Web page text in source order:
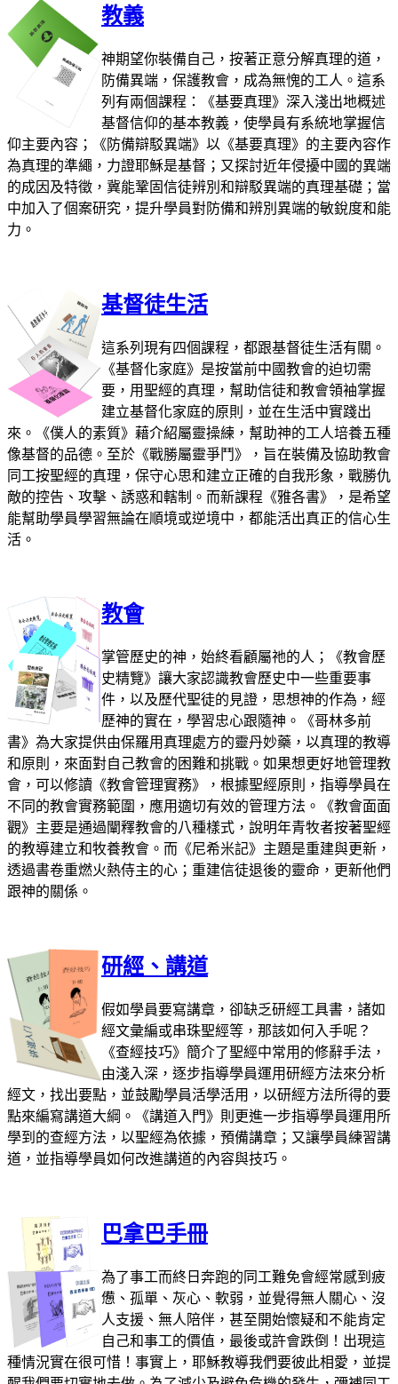
教義
神期望你裝備自己，按著正意分解真理的道，
防備異端，保護教會，成為無愧的工人。這系
列有兩個課程：《基要真理》深入淺出地概述
基督信仰的基本教義，使學員有系統地掌握信
仰主要內容；《防備辯駁異端》以《基要真理》的主要內容作
為真理的準繩，力證耶穌是基督；又探討近年侵擾中國的異端
的成因及特徵，冀能鞏固信徒辨別和辯駁異端的真理基礎；當
中加入了個案研究，提升學員對防備和辨別異端的敏銳度和能
力。
基督徒生活
這系列現有四個課程，都跟基督徒生活有關。
《基督化家庭》是按當前中國教會的迫切需
要，用聖經的真理，幫助信徒和教會領袖掌握
建立基督化家庭的原則，並在生活中實踐出
來。《僕人的素質》藉介紹屬靈操練，幫助神的工人培養五種
像基督的品德。至於《戰勝屬靈爭鬥》，旨在裝備及協助教會
同工按聖經的真理，保守心思和建立正確的自我形象，戰勝仇
敵的控告、攻擊、誘惑和轄制。而新課程《雅各書》，是希望
能幫助學員學習無論在順境或逆境中，都能活出真正的信心生
活。
教會
掌管歷史的神，始終看顧屬祂的人；《教會歷
史精覽》讓大家認識教會歷史中一些重要事
件，以及歷代聖徒的見證，思想神的作為，經
歷神的實在，學習忠心跟隨神。《哥林多前
書》為大家提供由保羅用真理處方的靈丹妙藥，以真理的教導
和原則，來面對自己教會的困難和挑戰。如果想更好地管理教
會，可以修讀《教會管理實務》，根據聖經原則，指導學員在
不同的教會實務範圍，應用適切有效的管理方法。《教會面面
觀》主要是通過闡釋教會的八種樣式，說明年青牧者按著聖經
的教導建立和牧養教會。而《尼希米記》主題是重建與更新，
透過書卷重燃火熱侍主的心；重建信徒退後的靈命，更新他們
跟神的關係。
研經、講道
假如學員要寫講章，卻缺乏研經工具書，諸如
經文彙編或串珠聖經等，那該如何入手呢？
《查經技巧》簡介了聖經中常用的修辭手法，
由淺入深，逐步指導學員運用研經方法來分析
經文，找出要點，並鼓勵學員活學活用，以研經方法所得的要
點來編寫講道大綱。《講道入門》則更進一步指導學員運用所
學到的查經方法，以聖經為依據，預備講章；又讓學員練習講
道，並指導學員如何改進講道的內容與技巧。
巴拿巴手冊
為了事工而終日奔跑的同工難免會經常感到疲
憊、孤單、灰心、軟弱，並覺得無人關心、沒
人支援、無人陪伴，甚至開始懷疑和不能肯定
自己和事工的價值，最後或許會跌倒！出現這
種情況實在很可惜！事實上，耶穌教導我們要彼此相愛，並提